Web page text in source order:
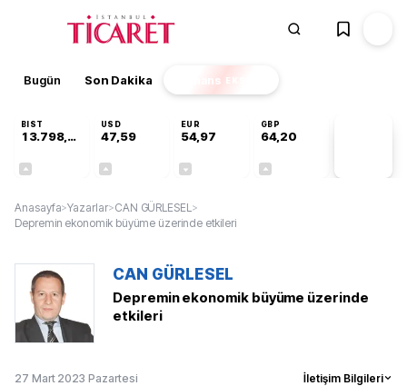
Bugün Son Dakika Finans EKSTRA
BIST
13.798,82
USD
47,59
EUR
54,97
GBP
64,20
Anasayfa>Yazarlar>CAN GÜRLESEL>
Depremin ekonomik büyüme üzerinde etkileri
CAN GÜRLESEL
Depremin ekonomik büyüme üzerinde
etkileri
27 Mart 2023 Pazartesi İletişim Bilgileri